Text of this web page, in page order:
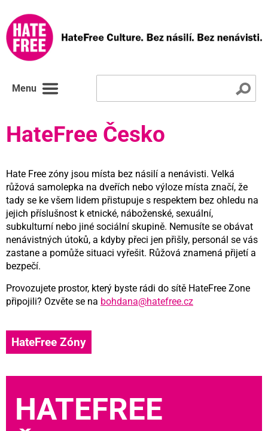
Menu
HateFree Česko
Hate Free zóny jsou místa bez násilí a nenávisti. Velká
růžová samolepka na dveřích nebo výloze místa značí, že
tady se ke všem lidem přistupuje s respektem bez ohledu na
jejich příslušnost k etnické, náboženské, sexuální,
subkulturní nebo jiné sociální skupině. Nemusíte se obávat
nenávistných útoků, a kdyby přeci jen přišly, personál se vás
zastane a pomůže situaci vyřešit. Růžová znamená přijetí a
bezpečí.
Provozujete prostor, který byste rádi do sítě HateFree Zone
připojili? Ozvěte se na bohdana@hatefree.cz
HateFree Zóny
HATEFREE